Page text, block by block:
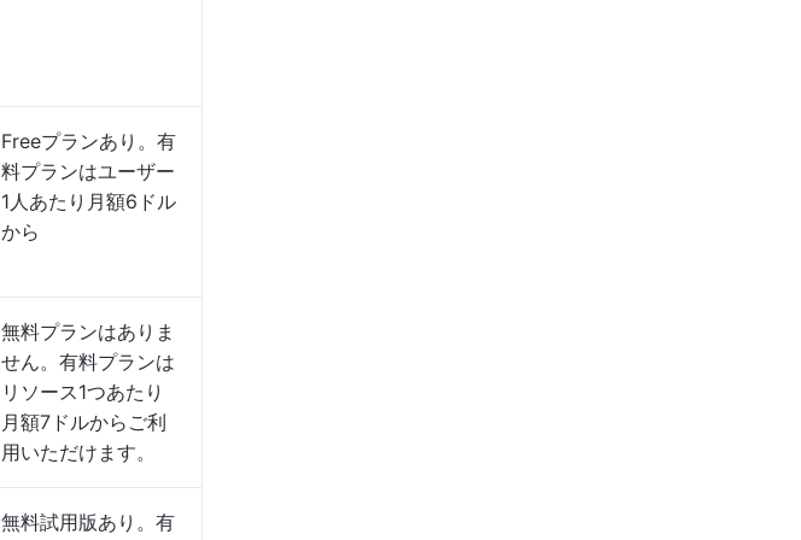
Freeプランあり。有
料プランはユーザー
1人あたり月額6ドル
から
無料プランはありま
せん。有料プランは
リソース1つあたり
月額7ドルからご利
用いただけます。
無料試用版あり。有